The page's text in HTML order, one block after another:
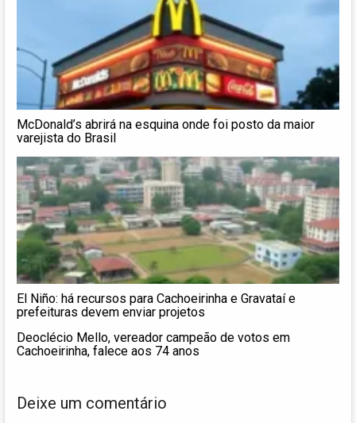
McDonald’s abrirá na esquina onde foi posto da maior
varejista do Brasil
El Niño: há recursos para Cachoeirinha e Gravataí e
prefeituras devem enviar projetos
Deoclécio Mello, vereador campeão de votos em
Cachoeirinha, falece aos 74 anos
Deixe um comentário